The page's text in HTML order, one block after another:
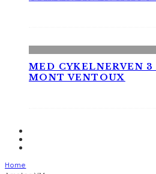
MED CYKELNERVEN 3
MONT VENTOUX
Home